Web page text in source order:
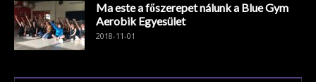
Ma este a főszerepet nálunk a Blue Gym
Aerobik Egyesület
2018-11-01